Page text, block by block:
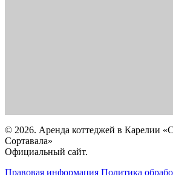
© 2026. Аренда коттеджей в Карелии
Сортавала»
Официальный сайт.
Правовая информация Политика